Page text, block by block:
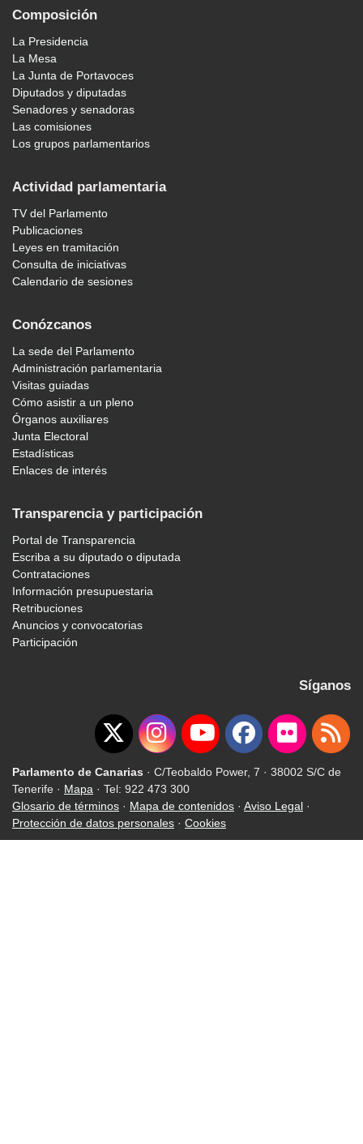
Composición
La Presidencia
La Mesa
La Junta de Portavoces
Diputados y diputadas
Senadores y senadoras
Las comisiones
Los grupos parlamentarios
Actividad parlamentaria
TV del Parlamento
Publicaciones
Leyes en tramitación
Consulta de iniciativas
Calendario de sesiones
Conózcanos
La sede del Parlamento
Administración parlamentaria
Visitas guiadas
Cómo asistir a un pleno
Órganos auxiliares
Junta Electoral
Estadísticas
Enlaces de interés
Transparencia y participación
Portal de Transparencia
Escriba a su diputado o diputada
Contrataciones
Información presupuestaria
Retribuciones
Anuncios y convocatorias
Participación
Síganos
Parlamento de Canarias · C/Teobaldo Power, 7 · 38002 S/C de
Tenerife · Mapa · Tel: 922 473 300
Glosario de términos · Mapa de contenidos · Aviso Legal ·
Protección de datos personales · Cookies